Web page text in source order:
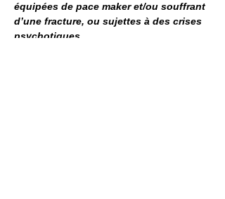
équipées de pace maker et/ou souffrant
d’une fracture, ou sujettes à des crises
psychotiques.